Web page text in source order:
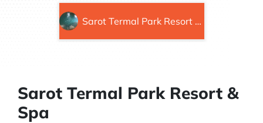
Sarot Termal Park Resort & Spa
Sarot Termal Park Resort &
Spa